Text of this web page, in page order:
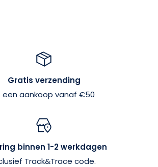
Gratis verzending
een aankoop vanaf €50
binnen 1-2 werkdagen
Track&Trace code.